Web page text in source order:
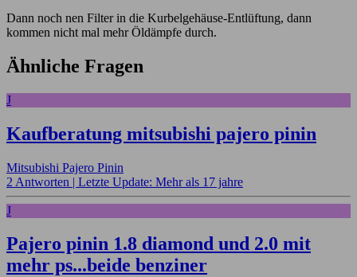
Dann noch nen Filter in die Kurbelgehäuse-Entlüftung, dann
kommen nicht mal mehr Öldämpfe durch.
Ähnliche Fragen
J
Kaufberatung mitsubishi pajero pinin
Mitsubishi Pajero Pinin
2 Antworten | Letzte Update: Mehr als 17 jahre
J
Pajero pinin 1.8 diamond und 2.0 mit
mehr ps...beide benziner